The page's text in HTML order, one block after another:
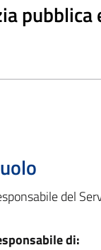
pubblica
del
di: